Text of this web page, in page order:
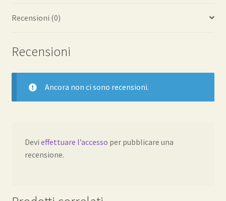
quantità
Recensioni (0)
Recensioni
Ancora non ci sono recensioni.
Devi effettuare l’accesso per pubblicare una
recensione.